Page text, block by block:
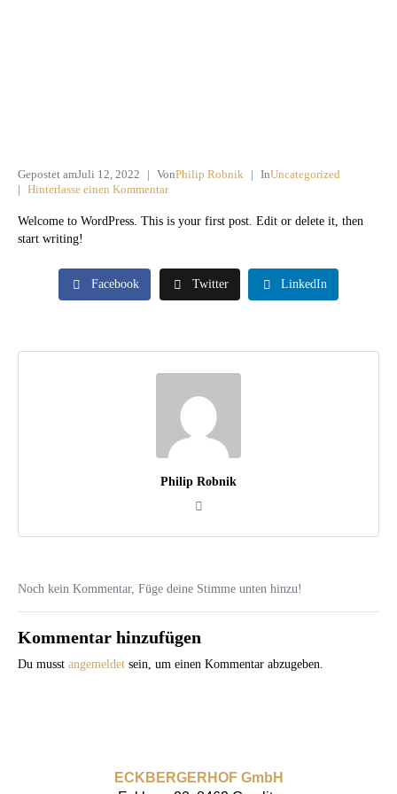
Gepostet amJuli 12, 2022 VonPhilip Robnik InUncategorized
Hinterlasse einen Kommentar
Welcome to WordPress. This is your first post. Edit or delete it, then
start writing!
Facebook Twitter LinkedIn
Philip Robnik
Noch kein Kommentar, Füge deine Stimme unten hinzu!
Kommentar hinzufügen
Du musst angemeldet sein, um einen Kommentar abzugeben.
ECKBERGERHOF GmbH